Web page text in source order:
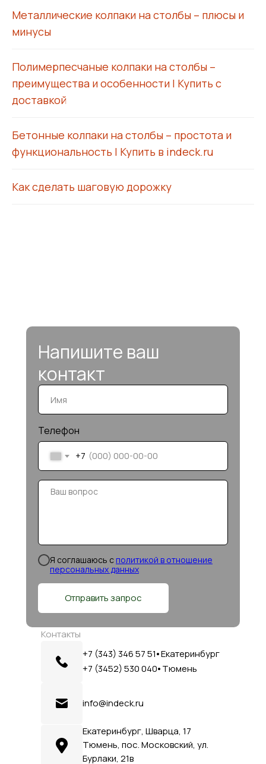
Металлические колпаки на столбы – плюсы и
минусы
Полимерпесчаные колпаки на столбы –
преимущества и особенности | Купить с
доставкой
Бетонные колпаки на столбы – простота и
функциональность | Купить в indeck.ru
Как сделать шаговую дорожку
Контакты
+7 (343) 346 57 51⦁ Екатеринбург
+7 (3452) 530 040⦁ Тюмень
info@indeck.ru
Екатеринбург, Шварца, 17
Тюмень, пос. Московский, ул.
Бурлаки, 21в
Напишите ваш
контакт
Телефон
+7
Я соглашаюсь c политикой в отношение
персональных данных
Отправить запрос